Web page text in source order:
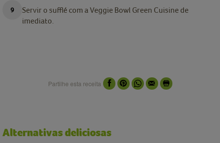
Servir o sufflé com a Veggie Bowl Green Cuisine de
imediato.
Partilhe esta receita
Alternativas deliciosas